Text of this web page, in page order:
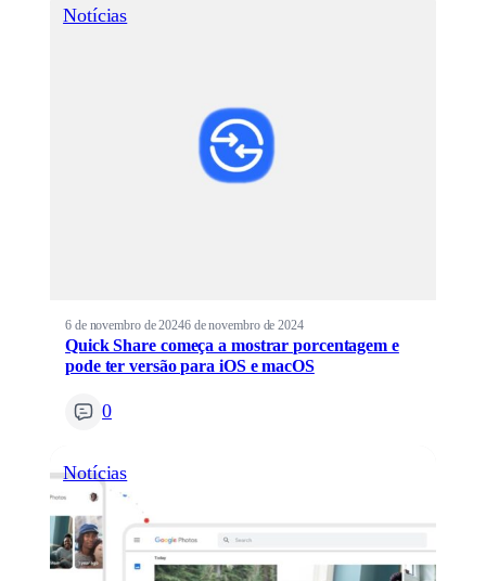
Notícias
6 de novembro de 20246 de novembro de 2024
Quick Share começa a mostrar porcentagem e
pode ter versão para iOS e macOS
0
Notícias